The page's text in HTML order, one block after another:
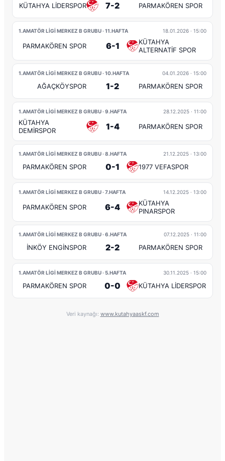
KÜTAHYA LİDERSPOR 7-2 PARMAKÖREN SPOR
1.AMATÖR LİGİ MERKEZ B GRUBU · 11.HAFTA 18.01.2026 · 15:00
PARMAKÖREN SPOR 6-1
KÜTAHYA
ALTERNATİF SPOR
1.AMATÖR LİGİ MERKEZ B GRUBU · 10.HAFTA 04.01.2026 · 15:00
AĞAÇKÖYSPOR 1-2 PARMAKÖREN SPOR
1.AMATÖR LİGİ MERKEZ B GRUBU · 9.HAFTA 28.12.2025 · 11:00
KÜTAHYA
DEMİRSPOR
1-4 PARMAKÖREN SPOR
1.AMATÖR LİGİ MERKEZ B GRUBU · 8.HAFTA 21.12.2025 · 13:00
PARMAKÖREN SPOR 0-1 1977 VEFASPOR
1.AMATÖR LİGİ MERKEZ B GRUBU · 7.HAFTA 14.12.2025 · 13:00
PARMAKÖREN SPOR 6-4
KÜTAHYA
PINARSPOR
1.AMATÖR LİGİ MERKEZ B GRUBU · 6.HAFTA 07.12.2025 · 11:00
İNKÖY ENGİNSPOR 2-2 PARMAKÖREN SPOR
1.AMATÖR LİGİ MERKEZ B GRUBU · 5.HAFTA 30.11.2025 · 15:00
PARMAKÖREN SPOR 0-0 KÜTAHYA LİDERSPOR
Veri kaynağı: www.kutahyaaskf.com